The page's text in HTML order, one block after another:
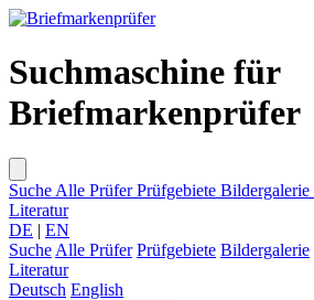
Suchmaschine für
Briefmarkenprüfer
Suche Alle PrüferPrüfgebiete Bildergalerie
Literatur
DE | EN
Suche Alle Prüfer Prüfgebiete Bildergalerie
Literatur
Deutsch English